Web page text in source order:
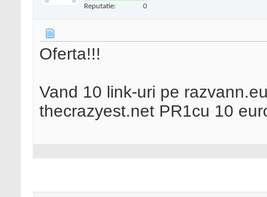
Reputatie: 0
Oferta!!!
Vand 10 link-uri pe
thecrazyest.net PR1cu 10